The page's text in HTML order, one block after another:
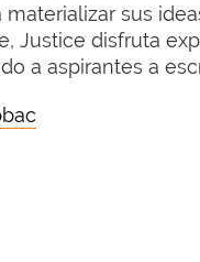
sus
Justice disfruta
a aspirantes a